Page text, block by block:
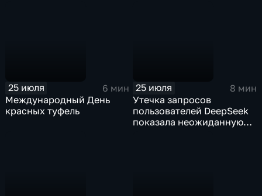
25 июля
6 мин
Международный День
красных туфель
25 июля
8 мин
Утечка запросов
пользователей DeepSeek
показала неожиданную